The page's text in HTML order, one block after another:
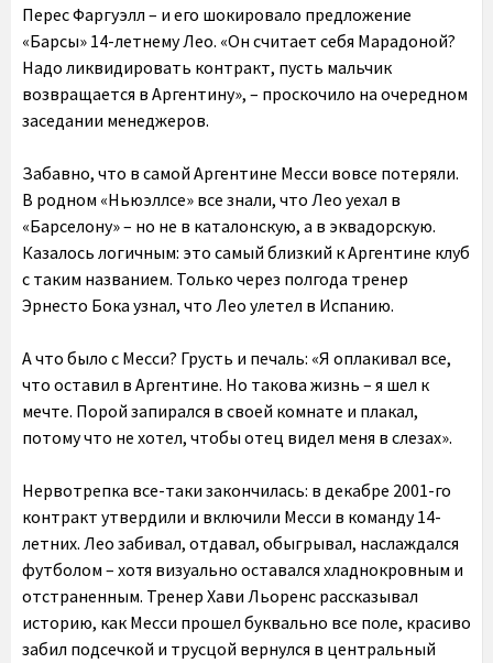
Перес Фаргуэлл – и его шокировало предложение
«Барсы» 14-летнему Лео. «Он считает себя Марадоной?
Надо ликвидировать контракт, пусть мальчик
возвращается в Аргентину», – проскочило на очередном
заседании менеджеров.
Забавно, что в самой Аргентине Месси вовсе потеряли.
В родном «Ньюэллсе» все знали, что Лео уехал в
«Барселону» – но не в каталонскую, а в эквадорскую.
Казалось логичным: это самый близкий к Аргентине клуб
с таким названием. Только через полгода тренер
Эрнесто Бока узнал, что Лео улетел в Испанию.
А что было с Месси? Грусть и печаль: «Я оплакивал все,
что оставил в Аргентине. Но такова жизнь – я шел к
мечте. Порой запирался в своей комнате и плакал,
потому что не хотел, чтобы отец видел меня в слезах».
Нервотрепка все-таки закончилась: в декабре 2001-го
контракт утвердили и включили Месси в команду 14-
летних. Лео забивал, отдавал, обыгрывал, наслаждался
футболом – хотя визуально оставался хладнокровным и
отстраненным. Тренер Хави Льоренс рассказывал
историю, как Месси прошел буквально все поле, красиво
забил подсечкой и трусцой вернулся в центральный